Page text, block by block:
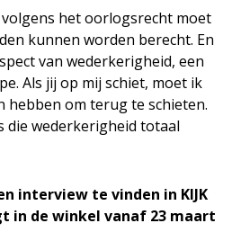
het oorlogsrecht moet
kunnen worden berecht. En
van wederkerigheid, een
Als jij op mij schiet, moet ik
hebben om terug te schieten.
die wederkerigheid totaal
interview te vinden in KIJK
in de winkel vanaf 23 maart